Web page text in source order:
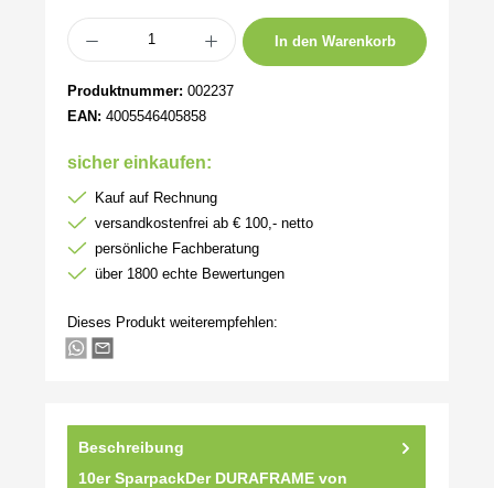
Produkt Anzahl: Gib den gewünschten Wert ein oder benutze die Schaltflächen
In den Warenkorb
Produktnummer: 002237
EAN: 4005546405858
sicher einkaufen:
Kauf auf Rechnung
versandkostenfrei ab € 100,- netto
persönliche Fachberatung
über 1800 echte Bewertungen
Dieses Produkt weiterempfehlen:
Beschreibung
10er SparpackDer DURAFRAME von